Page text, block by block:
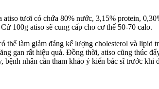
tươi có chứa 80% nước, 3,15% protein,
100g atiso sẽ cung cấp cho cơ thể 50-70 calo.
thể làm giảm đáng kể lượng cholesterol và
gan rất hiệu quả. Đồng thời, atiso cũng thúc
nhân cần tham khảo ý kiến bác sĩ trước khi